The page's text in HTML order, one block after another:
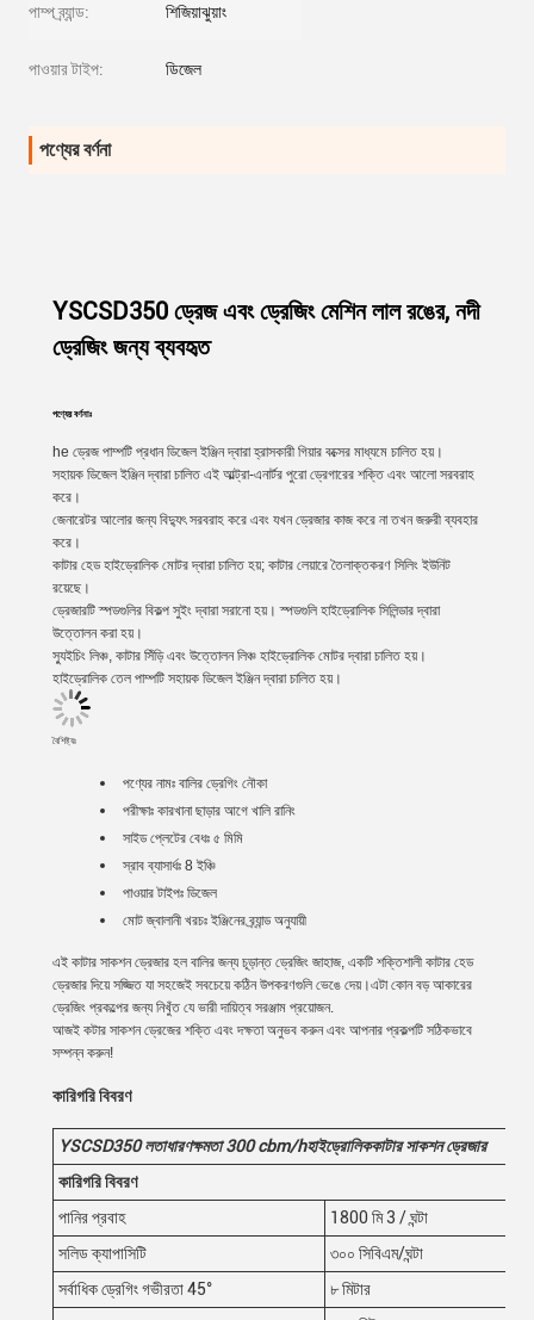
পাম্প ব্র্যান্ড: শিজিয়াঝুয়াং
পাওয়ার টাইপ: ডিজেল
পণ্যের বর্ণনা
YSCSD350 ড্রেজ এবং ড্রেজিং মেশিন লাল রঙের, নদী
ড্রেজিং জন্য ব্যবহৃত
পণ্যের বর্ণনাঃ
he ড্রেজ পাম্পটি প্রধান ডিজেল ইঞ্জিন দ্বারা হ্রাসকারী গিয়ার বক্সের মাধ্যমে চালিত হয়।
সহায়ক ডিজেল ইঞ্জিন দ্বারা চালিত এই আল্ট্রা-এনার্টর পুরো ড্রেগারের শক্তি এবং আলো সরবরাহ
করে।
জেনারেটর আলোর জন্য বিদ্যুৎ সরবরাহ করে এবং যখন ড্রেজার কাজ করে না তখন জরুরী ব্যবহার
করে।
কাটার হেড হাইড্রোলিক মোটর দ্বারা চালিত হয়; কাটার লেয়ারে তৈলাক্তকরণ সিলিং ইউনিট
রয়েছে।
ড্রেজারটি স্পডগুলির বিকল্প সুইং দ্বারা সরানো হয়। স্পডগুলি হাইড্রোলিক সিলিন্ডার দ্বারা
উত্তোলন করা হয়।
স্যুইচিং লিঞ্চ, কাটার সিঁড়ি এবং উত্তোলন লিঞ্চ হাইড্রোলিক মোটর দ্বারা চালিত হয়।
হাইড্রোলিক তেল পাম্পটি সহায়ক ডিজেল ইঞ্জিন দ্বারা চালিত হয়।
বৈশিষ্ট্যঃ
পণ্যের নামঃ বালির ড্রেগিং নৌকা
পরীক্ষাঃ কারখানা ছাড়ার আগে খালি রানিং
সাইড প্লেটের বেধঃ ৫ মিমি
স্রাব ব্যাসার্ধঃ 8 ইঞ্চি
পাওয়ার টাইপঃ ডিজেল
মোট জ্বালানী খরচঃ ইঞ্জিনের ব্র্যান্ড অনুযায়ী
এই কাটার সাকশন ড্রেজার হল বালির জন্য চূড়ান্ত ড্রেজিং জাহাজ, একটি শক্তিশালী কাটার হেড
ড্রেজার দিয়ে সজ্জিত যা সহজেই সবচেয়ে কঠিন উপকরণগুলি ভেঙে দেয়।এটা কোন বড় আকারের
ড্রেজিং প্রকল্পের জন্য নিখুঁত যে ভারী দায়িত্ব সরঞ্জাম প্রয়োজন.
আজই কটার সাকশন ড্রেজের শক্তি এবং দক্ষতা অনুভব করুন এবং আপনার প্রকল্পটি সঠিকভাবে
সম্পন্ন করুন!
কারিগরি বিবরণ
YSCSD350 লতাধারণক্ষমতা 300 cbm/hহাইড্রোলিককাটার সাকশন ড্রেজার
কারিগরি বিবরণ
পানির প্রবাহ
1800 মি 3 / ঘন্টা
সলিড ক্যাপাসিটি
৩০০ সিবিএম/ঘন্টা
সর্বাধিক ড্রেগিং গভীরতা 45°
৮ মিটার